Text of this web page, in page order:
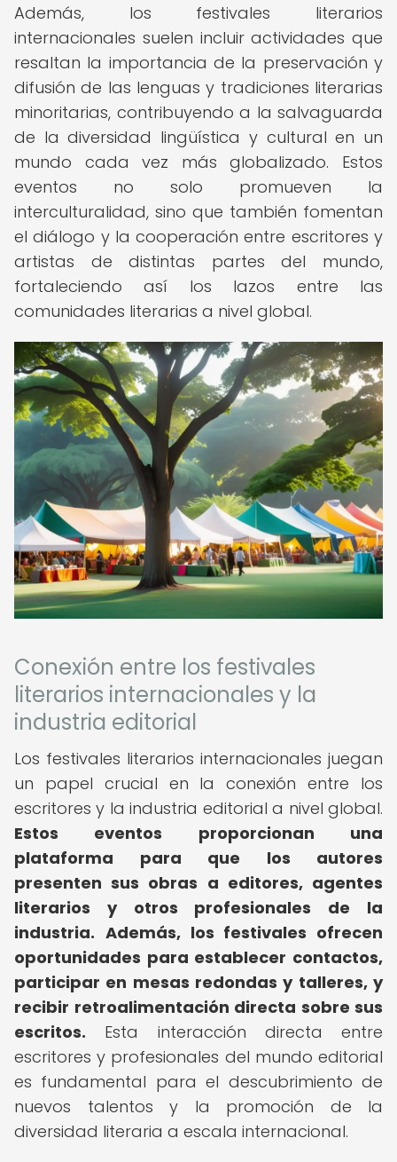
Además, los festivales literarios
internacionales suelen incluir actividades que
resaltan la importancia de la preservación y
difusión de las lenguas y tradiciones literarias
minoritarias, contribuyendo a la salvaguarda
de la diversidad lingüística y cultural en un
mundo cada vez más globalizado. Estos
eventos no solo promueven la
interculturalidad, sino que también fomentan
el diálogo y la cooperación entre escritores y
artistas de distintas partes del mundo,
fortaleciendo así los lazos entre las
comunidades literarias a nivel global.
Conexión entre los festivales
literarios internacionales y la
industria editorial
Los festivales literarios internacionales juegan
un papel crucial en la conexión entre los
escritores y la industria editorial a nivel global.
Estos eventos proporcionan una
plataforma para que los autores
presenten sus obras a editores, agentes
literarios y otros profesionales de la
industria. Además, los festivales ofrecen
oportunidades para establecer contactos,
participar en mesas redondas y talleres, y
recibir retroalimentación directa sobre sus
escritos. Esta interacción directa entre
escritores y profesionales del mundo editorial
es fundamental para el descubrimiento de
nuevos talentos y la promoción de la
diversidad literaria a escala internacional.